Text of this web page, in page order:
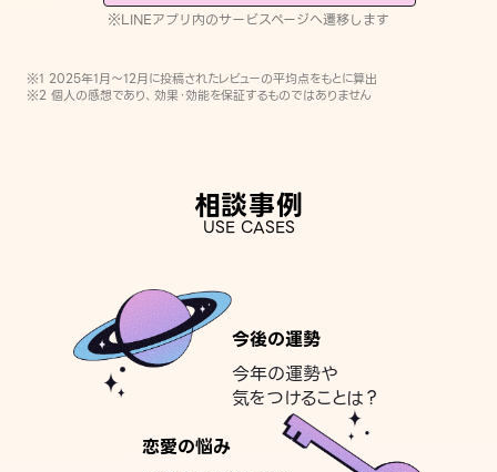
※LINEアプリ内のサービスページへ遷移します
※1 2025年1月〜12月に投稿されたレビューの平均点をもとに算出
※2 個人の感想であり、効果・効能を保証するものではありません
相談事例
USE CASES
今後の運勢
今年の運勢や
気をつけることは？
恋愛の悩み